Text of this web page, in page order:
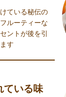
ている秘伝の
ルーティーな
ントが後を引
す
ている味